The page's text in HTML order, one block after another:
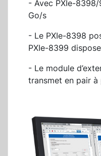
- Avec PXIe-
Go/s
- Le PXIe-8398
PXIe-8399
- Le module
transmet en pair à